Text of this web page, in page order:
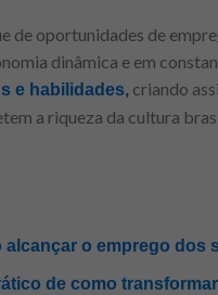
oportunidades de
dinâmica e em
e habilidades, criando
a riqueza da cultura
o emprego dos
de como